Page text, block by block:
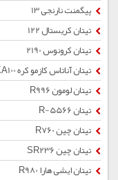
پیگمنت نارنجی 13
تیتان کریستال 122
تیتان کرونوس 2190
تیتان آناتاس کازمو کره KA100
تیتان لومون R996
تیتان R-5566
تیتان چین R760
تیتان چین SR236
تیتان ایشی هارا R980